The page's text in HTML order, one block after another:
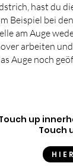
hast du
Beispiel bei
am Auge
arbeiten
Auge noch
up
Touch